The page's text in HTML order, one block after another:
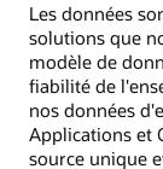
Les données
solutions que
modèle de
fiabilité de
nos données
Applications et
source unique